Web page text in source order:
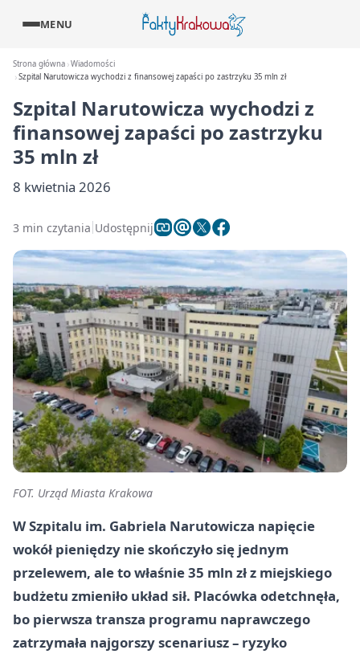
MENU
Strona główna Wiadomości
Szpital Narutowicza wychodzi z finansowej zapaści po zastrzyku 35 mln zł
Szpital Narutowicza wychodzi z
finansowej zapaści po zastrzyku
35 mln zł
8 kwietnia 2026
3 min czytania Udostępnij
FOT. Urząd Miasta Krakowa
W Szpitalu im. Gabriela Narutowicza napięcie
wokół pieniędzy nie skończyło się jednym
przelewem, ale to właśnie 35 mln zł z miejskiego
budżetu zmieniło układ sił. Placówka odetchnęła,
bo pierwsza transza programu naprawczego
zatrzymała najgorszy scenariusz – ryzyko